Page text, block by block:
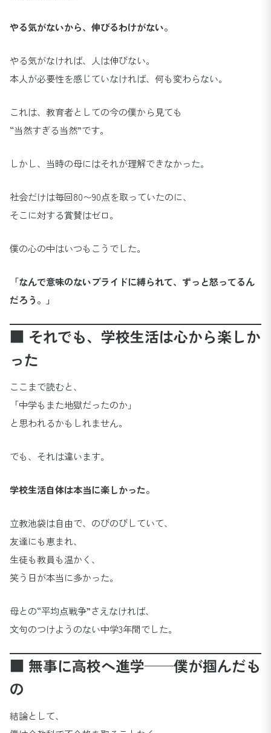
やる気がないから、伸びるわけがない。
やる気がなければ、人は伸びない。
本人が必要性を感じていなければ、何も変わらない。
これは、教育者としての今の僕から見ても
“当然すぎる当然”です。
しかし、当時の母にはそれが理解できなかった。
社会だけは毎回80〜90点を取っていたのに、
そこに対する賞賛はゼロ。
僕の心の中はいつもこうでした。
「なんで意味のないプライドに縛られて、ずっと怒ってるん
だろう。」
■ それでも、学校生活は心から楽しか
った
ここまで読むと、
「中学もまた地獄だったのか」
と思われるかもしれません。
でも、それは違います。
学校生活自体は本当に楽しかった。
立教池袋は自由で、のびのびしていて、
友達にも恵まれ、
生徒も教員も温かく、
笑う日が本当に多かった。
母との“平均点戦争”さえなければ、
文句のつけようのない中学3年間でした。
■ 無事に高校へ進学──僕が掴んだも
の
結論として、